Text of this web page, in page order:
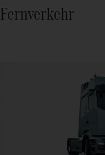
Fernverkehr